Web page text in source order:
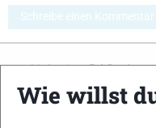
Schreibe einen Kommentar
xc-ski.de ist DAS
News aus dem
Kombination, einer
Wie willst